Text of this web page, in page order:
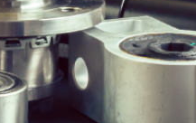
Silencieux arrière
Silencieux central
Butée élastique de silencieux